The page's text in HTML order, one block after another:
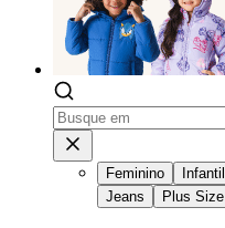
Feminino Infantil
Jeans
Plus Size